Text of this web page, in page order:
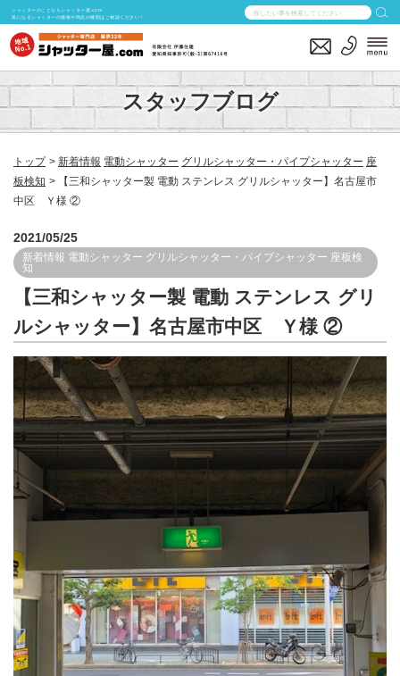
シャッターのことならシャッター屋.com
気になるシャッターの価格や商品の種類はご相談ください！
スタッフブログ
トップ 新着情報 電動シャッター グリルシャッター・パイプシャッター 座
板検知
【三和シャッター製 電動 ステンレス グリルシャッター】名古屋市
中区 Ｙ様 ②
2021/05/25
新着情報 電動シャッター グリルシャッター・パイプシャッター 座板検
知
【三和シャッター製 電動 ステンレス グリ
ルシャッター】名古屋市中区 Ｙ様 ②